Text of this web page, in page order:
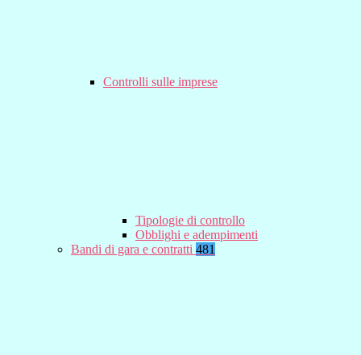
Controlli sulle imprese
Tipologie di controllo
Obblighi e adempimenti
Bandi di gara e contratti 481